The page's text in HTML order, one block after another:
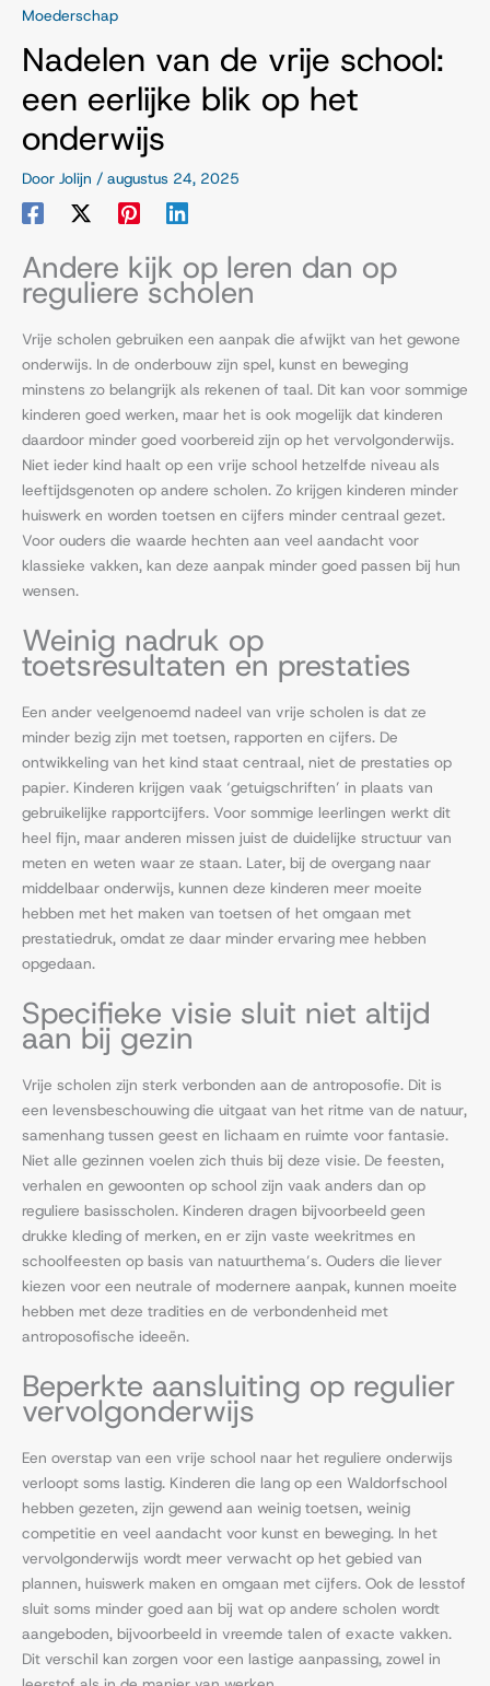
Moederschap
Nadelen van de vrije school:
een eerlijke blik op het
onderwijs
Door Jolijn / augustus 24, 2025
Andere kijk op leren dan op
reguliere scholen
Vrije scholen gebruiken een aanpak die afwijkt van het gewone
onderwijs. In de onderbouw zijn spel, kunst en beweging
minstens zo belangrijk als rekenen of taal. Dit kan voor sommige
kinderen goed werken, maar het is ook mogelijk dat kinderen
daardoor minder goed voorbereid zijn op het vervolgonderwijs.
Niet ieder kind haalt op een vrije school hetzelfde niveau als
leeftijdsgenoten op andere scholen. Zo krijgen kinderen minder
huiswerk en worden toetsen en cijfers minder centraal gezet.
Voor ouders die waarde hechten aan veel aandacht voor
klassieke vakken, kan deze aanpak minder goed passen bij hun
wensen.
Weinig nadruk op
toetsresultaten en prestaties
Een ander veelgenoemd nadeel van vrije scholen is dat ze
minder bezig zijn met toetsen, rapporten en cijfers. De
ontwikkeling van het kind staat centraal, niet de prestaties op
papier. Kinderen krijgen vaak ‘getuigschriften’ in plaats van
gebruikelijke rapportcijfers. Voor sommige leerlingen werkt dit
heel fijn, maar anderen missen juist de duidelijke structuur van
meten en weten waar ze staan. Later, bij de overgang naar
middelbaar onderwijs, kunnen deze kinderen meer moeite
hebben met het maken van toetsen of het omgaan met
prestatiedruk, omdat ze daar minder ervaring mee hebben
opgedaan.
Specifieke visie sluit niet altijd
aan bij gezin
Vrije scholen zijn sterk verbonden aan de antroposofie. Dit is
een levensbeschouwing die uitgaat van het ritme van de natuur,
samenhang tussen geest en lichaam en ruimte voor fantasie.
Niet alle gezinnen voelen zich thuis bij deze visie. De feesten,
verhalen en gewoonten op school zijn vaak anders dan op
reguliere basisscholen. Kinderen dragen bijvoorbeeld geen
drukke kleding of merken, en er zijn vaste weekritmes en
schoolfeesten op basis van natuurthema’s. Ouders die liever
kiezen voor een neutrale of modernere aanpak, kunnen moeite
hebben met deze tradities en de verbondenheid met
antroposofische ideeën.
Beperkte aansluiting op regulier
vervolgonderwijs
Een overstap van een vrije school naar het reguliere onderwijs
verloopt soms lastig. Kinderen die lang op een Waldorfschool
hebben gezeten, zijn gewend aan weinig toetsen, weinig
competitie en veel aandacht voor kunst en beweging. In het
vervolgonderwijs wordt meer verwacht op het gebied van
plannen, huiswerk maken en omgaan met cijfers. Ook de lesstof
sluit soms minder goed aan bij wat op andere scholen wordt
aangeboden, bijvoorbeeld in vreemde talen of exacte vakken.
Dit verschil kan zorgen voor een lastige aanpassing, zowel in